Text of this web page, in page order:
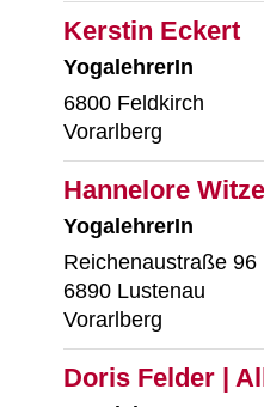
Kerstin Eckert
YogalehrerIn
6800 Feldkirch
Vorarlberg
Hannelore
YogalehrerIn
Reichenaustraße 96
6890 Lustenau
Vorarlberg
Doris Felder |